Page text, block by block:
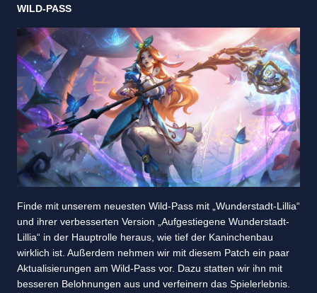
WILD-PASS
Finde mit unserem neuesten Wild-Pass mit „Wunderstadt-Lillia“
und ihrer verbesserten Version „Aufgestiegene Wunderstadt-
Lillia“ in der Hauptrolle heraus, wie tief der Kaninchenbau
wirklich ist. Außerdem nehmen wir mit diesem Patch ein paar
Aktualisierungen am Wild-Pass vor. Dazu statten wir ihn mit
besseren Belohnungen aus und verfeinern das Spielerlebnis.